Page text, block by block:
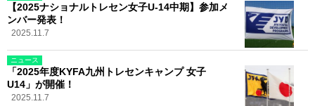
【2025ナショナルトレセン女子U-14中期】参加メ
ンバー発表！
2025.11.7
ニュース
「2025年度KYFA九州トレセンキャンプ 女子
U14」が開催！
2025.11.7